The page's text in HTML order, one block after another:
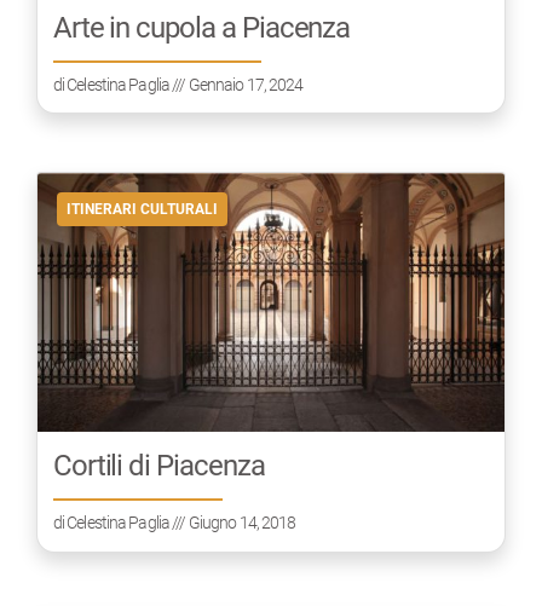
Arte in cupola a Piacenza
diCelestina Paglia/// Gennaio 17, 2024
ITINERARI CULTURALI
Cortili di Piacenza
diCelestina Paglia/// Giugno 14, 2018